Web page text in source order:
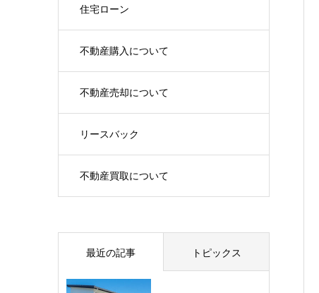
住宅ローン
不動産購入について
不動産売却について
リースバック
不動産買取について
最近の記事 トピックス